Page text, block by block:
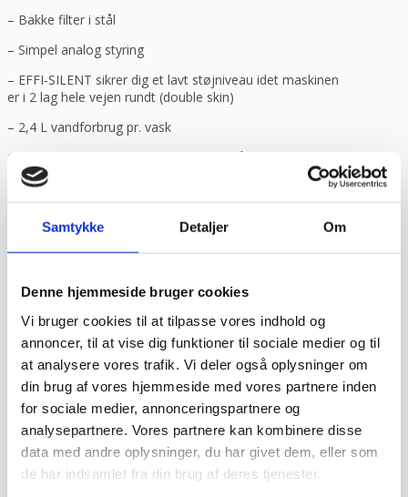
Samtykke Detaljer Om
Denne hjemmeside bruger cookies
Vi bruger cookies til at tilpasse vores indhold og
annoncer, til at vise dig funktioner til sociale medier og til
at analysere vores trafik. Vi deler også oplysninger om
din brug af vores hjemmeside med vores partnere inden
for sociale medier, annonceringspartnere og
analysepartnere. Vores partnere kan kombinere disse
data med andre oplysninger, du har givet dem, eller som
de har indsamlet fra din brug af deres tjenester.
– Bakke filter i stål
– Simpel analog styring
– EFFI-SILENT sikrer dig et lavt støjniveau idet maskinen
er i 2 lag hele vejen rundt (double skin)
– 2,4 L vandforbrug pr. vask
OBS, vælg maskine med drænpumpe såfremt du IKKE har
gulvafløb!
Stil et spørgsmål til varen her:
Har du spørgsmål til produktet, så udfyld formularen og vi
vender tilbage hurtigst muligt.
E-mail*
Besked